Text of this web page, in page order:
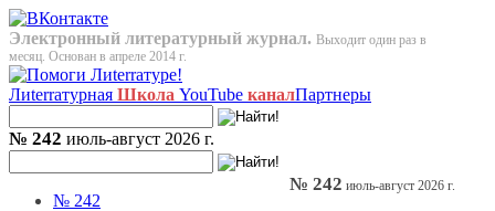
Электронный литературный журнал. Выходит один раз в
месяц. Основан в апреле 2014 г.
Лиterraтурная Школа YouTube каналПартнеры
№ 242 июль-август 2026 г.
№ 242
№ 242 июль-август 2026 г.